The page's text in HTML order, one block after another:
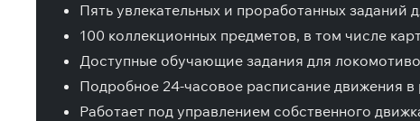
Пять увлекательных и проработанных заданий
100 коллекционных предметов, в том числе
Доступные обучающие задания для
Подробное 24-часовое расписание движения
Работает под управлением собственного